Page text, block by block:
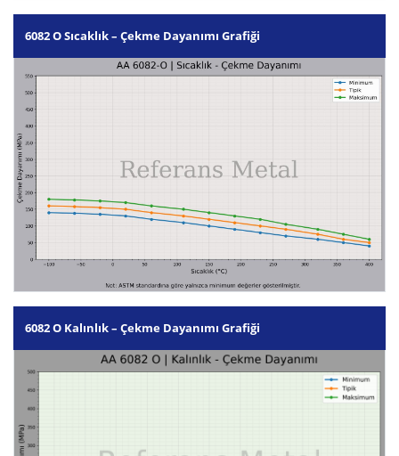
6082 O Sıcaklık – Çekme Dayanımı Grafiği
6082 O Kalınlık – Çekme Dayanımı Grafiği